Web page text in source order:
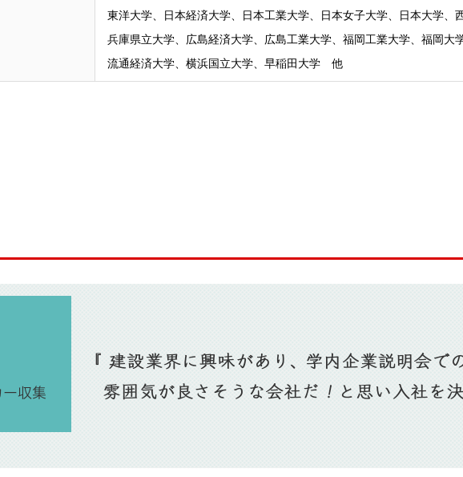
東洋大学、日本経済大学、日本工業大学、日本女子大学、日本大学、
兵庫県立大学、広島経済大学、広島工業大学、福岡工業大学、福岡大
流通経済大学、横浜国立大学、早稲田大学 他